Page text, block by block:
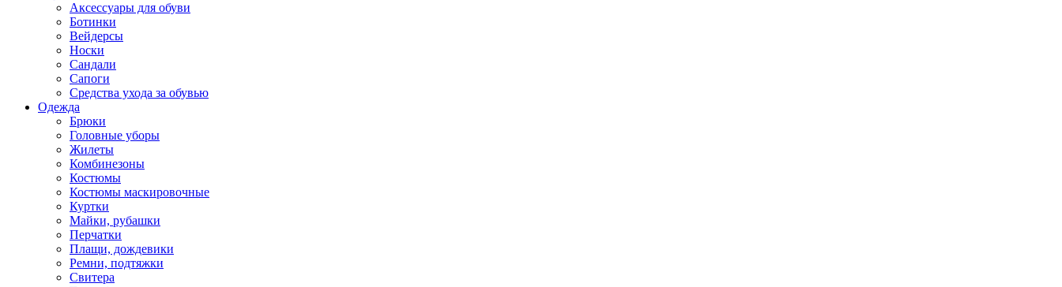
Аксессуары для обуви
Ботинки
Вейдерсы
Носки
Сандали
Сапоги
Средства ухода за обувью
Одежда
Брюки
Головные уборы
Жилеты
Комбинезоны
Костюмы
Костюмы маскировочные
Куртки
Майки, рубашки
Перчатки
Плащи, дождевики
Ремни, подтяжки
Свитера